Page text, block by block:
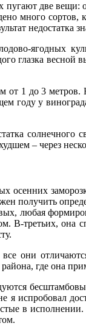
две вещи:
много
недостатка
ягодных
глазка весной
от 1 до 3
году у
солнечного
– через
осенних
получить
любая
В-третьих, она
все они
где она
я испробовал
в